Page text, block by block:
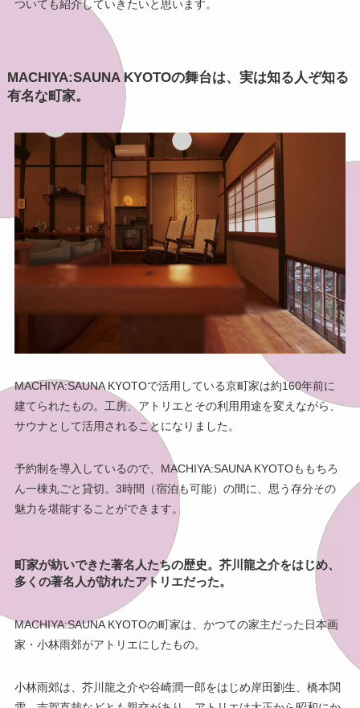
ついても紹介していきたいと思います。
MACHIYA:SAUNA KYOTOの舞台は、実は知る人ぞ知る
有名な町家。
MACHIYA:SAUNA KYOTOで活用している京町家は約160年前に
建てられたもの。工房、アトリエとその利用用途を変えながら、
サウナとして活用されることになりました。
予約制を導入しているので、MACHIYA:SAUNA KYOTOももちろ
ん一棟丸ごと貸切。3時間（宿泊も可能）の間に、思う存分その
魅力を堪能することができます。
町家が紡いできた著名人たちの歴史。芥川龍之介をはじめ、
多くの著名人が訪れたアトリエだった。
MACHIYA:SAUNA KYOTOの町家は、かつての家主だった日本画
家・小林雨郊がアトリエにしたもの。
小林雨郊は、芥川龍之介や谷崎潤一郎をはじめ岸田劉生、橋本関